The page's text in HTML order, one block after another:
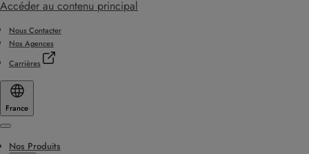
Accéder au contenu principal
Nous Contacter
Nos Agences
Carrières
France
Menu
Nos Produits